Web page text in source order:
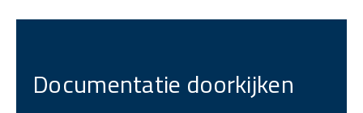
Documentatie doorkijken